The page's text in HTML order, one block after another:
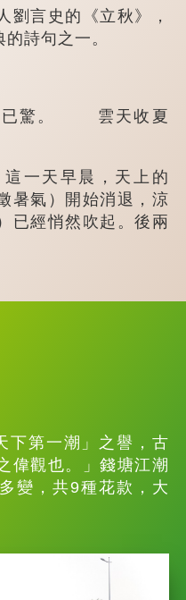
言史的《立秋》，
詩句之一。
已驚。 雲天收夏
一天早晨，天上的
暑氣）開始消退，涼
已經悄然吹起。後兩
第一潮」之譽，古
偉觀也。」錢塘江潮
變，共9種花款，大